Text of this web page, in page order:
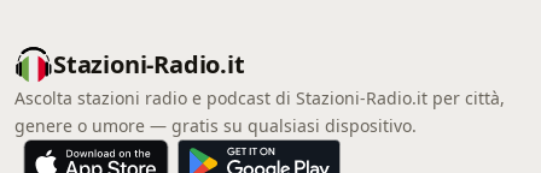
Stazioni-Radio.it
Ascolta stazioni radio e podcast di Stazioni-Radio.it per città,
genere o umore — gratis su qualsiasi dispositivo.